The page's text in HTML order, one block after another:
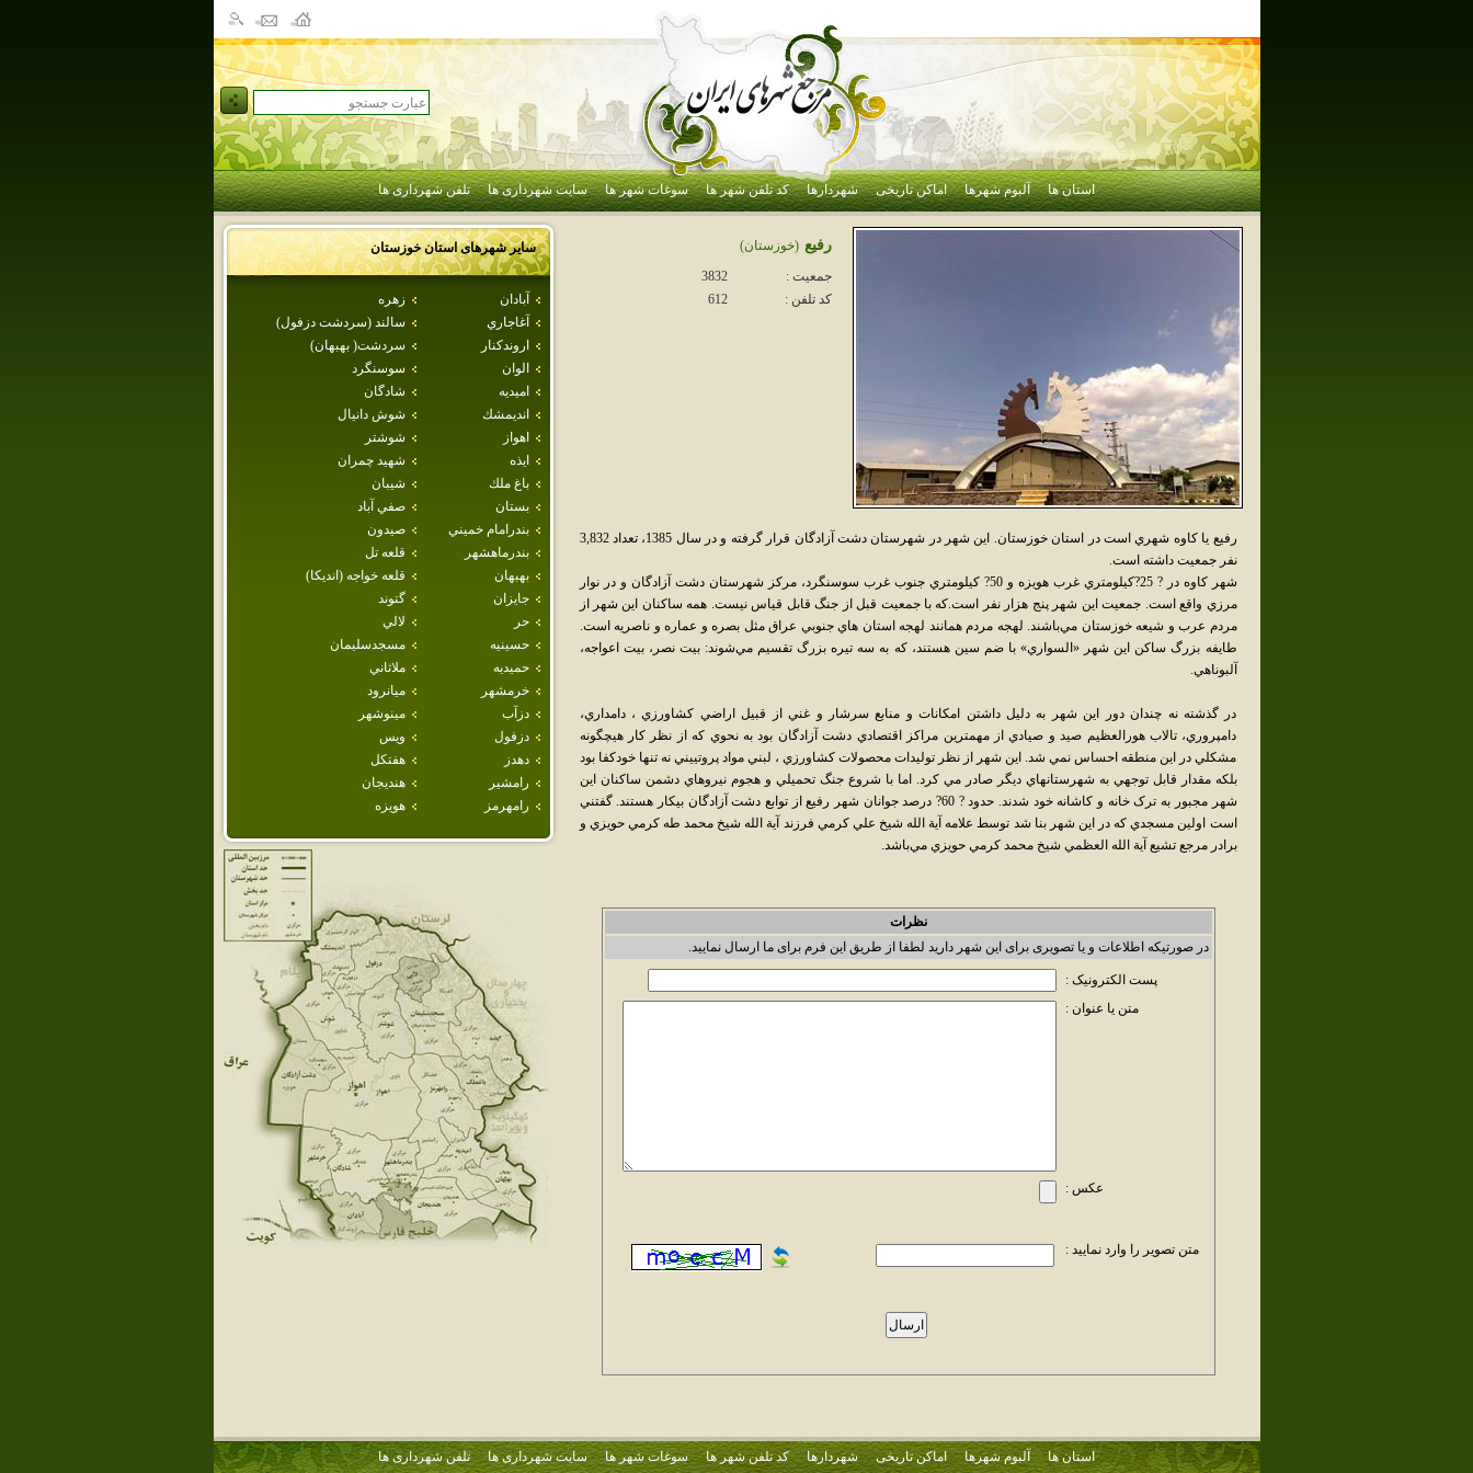
استان ها آلبوم شهرها اماکن تاریخی شهردارها کد تلفن شهر ها سوغات شهر ها سایت شهرداری ها تلفن شهرداری ها
سایر شهرهای استانخوزستان
آبادان
زهره
آغاجاري
سالند (سردشت دزفول)
اروندكنار
سردشت( بهبهان)
الوان
سوسنگرد
اميديه
شادگان
انديمشك
شوش دانيال
اهواز
شوشتر
ايذه
شهيد چمران
باغ ملك
شيبان
بستان
صفي آباد
بندرامام خميني
صيدون
بندرماهشهر
قلعه تل
بهبهان
قلعه خواجه (انديكا)
جايزان
گتوند
حر
لالي
حسينيه
مسجدسليمان
حميديه
ملاثاني
خرمشهر
ميانرود
دزآب
مينوشهر
دزفول
ويس
دهدز
هفتكل
رامشير
هنديجان
رامهرمز
هويزه
رفيع (خوزستان)
جمعیت :
3832
کد تلفن :
612
رفيع يا کاوه شهري است در استان خوزستان. اين شهر در شهرستان دشت آزادگان قرار گرفته و در سال 1385، تعداد 3,832
نفر جمعيت داشته است.
شهر کاوه در ? 25?کيلومتري غرب هويزه و 50? کيلومتري جنوب غرب سوسنگرد، مرکز شهرستان دشت آزادگان و در نوار
مرزي واقع است. جمعيت اين شهر پنج هزار نفر است.که با جمعيت قبل از جنگ قابل قياس نيست. همه ساکنان اين شهر از
مردم عرب و شيعه خوزستان مي‌باشند. لهجه مردم همانند لهجه استان هاي جنوبي عراق مثل بصره و عماره و ناصريه است.
طايفه بزرگ ساکن اين شهر «السواري» با ضم سين هستند، که به سه تيره بزرگ تقسيم مي‌شوند: بيت نصر، بيت اعواجه،
آلبوناهي.
در گ‍ذش‍ت‍ه‌ ن‍ه‌ چ‍ن‍د‌ان‌ دور ‌اي‍ن‌ ش‍‍ه‍ر ب‍ه‌ دل‍ي‍ل‌ د‌اش‍ت‍ن‌ ‌ام‍ک‍‍ان‍‍ات‌ و م‍ن‍‍اب‍‍ع‌ س‍رش‍‍ار و ‌غ‍ن‍‍ي‌ ‌از ق‍ب‍ي‍ل‌ ‌ار‌اض‍‍ي‌ ک‍ش‍‍اورز‌ي ، د‌ام‍د‌ار‌ي‌،
د‌ام‍پ‍رور‌ي، ت‍‍الاب‌ ‌ه‍ور‌ال‍‍ع‍ظي‍م‌ ص‍ي‍د و ص‍ي‍‍اد‌ي‌ ‌از م‍‍ه‍م‍ت‍ري‍ن‌ م‍ر‌اک‍ز ‌اق‍ت‍ص‍‍اد‌ي‌ دش‍ت‌ ‌آز‌ادگ‍‍ان‌ ب‍ود ب‍ه‌ ن‍ح‍و‌ي‌ ک‍ه‌ ‌از ن‍ظر ک‍‍ار ‌ه‍ي‍چ‍گ‍ون‍ه‌
م‍ش‍ک‍ل‍‍ي‌ در ‌اي‍ن‌ م‍ن‍طق‍ه‌ ‌اح‍س‍‍اس‌ ن‍م‍‍ي‌ ش‍د. اين شهر ‌از ن‍ظر ت‍ول‍ي‍د‌ات‌ م‍ح‍ص‍ولات‌ ک‍ش‍‍اورز‌ي ، ل‍ب‍ن‍‍ي‌ م‍و‌اد پ‍روت‍ي‍ي‍ن‍‍ي‌ ن‍ه‌ ت‍ن‍‍ه‍‍ا خ‍ودک‍ف‍‍ا ب‍ود
ب‍ل‍ک‍ه‌ م‍ق‍د‌ار ق‍‍اب‍ل‌ ت‍وج‍‍ه‍‍ي‌ ب‍ه‌ ش‍‍ه‍رس‍ت‍‍ان‍‍ه‍‍اي ديگر ص‍‍ادر م‍‍ي‌ ک‍رد. ‌ام‍‍ا ب‍‍ا ش‍رو‌ع‌ ج‍ن‍گ‌ ت‍ح‍م‍ي‍ل‍‍ي‌ و ‌ه‍ج‍وم‌ ن‍ي‍رو‌ه‍‍ا‌ي‌ دش‍م‍ن‌ س‍‍اک‍ن‍‍ان‌ ‌اي‍ن‌
ش‍‍‍ه‍ر م‍ج‍ب‍ور ب‍ه‌ ت‍رک‌ خ‍‍ان‍ه‌ و ک‍‍اش‍‍ان‍ه‌ خ‍ود ش‍دن‍د. حدود ? 60? درصد جوانان شهر رفيع از توابع دشت آزادگان بيکار هستند. گفتني
است اولين مسجدي که در اين شهر بنا شد توسط علامه آية الله شيخ علي کرمي فرزند آية الله شيخ محمد طه کرمي حويزي و
برادر مرجع تشيع آية الله العظمي شيخ محمد کرمي حويزي مي‌باشد.
نظرات
در صورتیکه اطلاعات و یا تصویری برای این شهر دارید لطفا از طریق این فرم برای ما ارسال نمایید.
پست الکترونیک :
متن یا عنوان :
عکس :
متن تصویر را وارد نمایید :
استان ها آلبوم شهرها اماکن تاریخی شهردارها کد تلفن شهر ها سوغات شهر ها سایت شهرداری ها تلفن شهرداری ها